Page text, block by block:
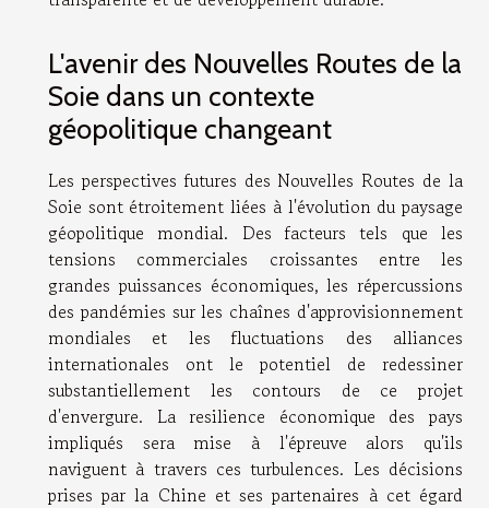
L'avenir des Nouvelles Routes de la
Soie dans un contexte
géopolitique changeant
Les perspectives futures des Nouvelles Routes de la
Soie sont étroitement liées à l'évolution du paysage
géopolitique mondial. Des facteurs tels que les
tensions commerciales croissantes entre les
grandes puissances économiques, les répercussions
des pandémies sur les chaînes d'approvisionnement
mondiales et les fluctuations des alliances
internationales ont le potentiel de redessiner
substantiellement les contours de ce projet
d'envergure. La resilience économique des pays
impliqués sera mise à l'épreuve alors qu'ils
naviguent à travers ces turbulences. Les décisions
prises par la Chine et ses partenaires à cet égard